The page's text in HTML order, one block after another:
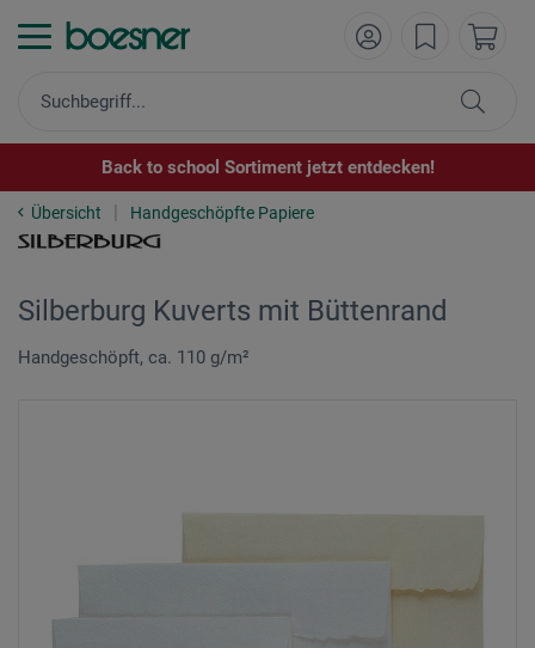
Back to school Sortiment jetzt entdecken!
Übersicht Handgeschöpfte Papiere
Silberburg Kuverts mit Büttenrand
Handgeschöpft, ca. 110 g/m²